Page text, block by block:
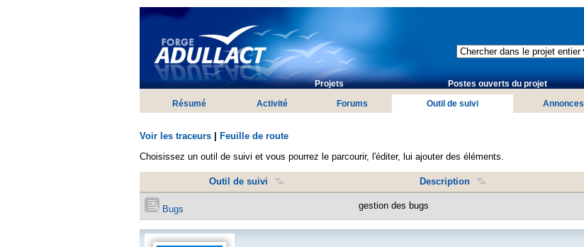
Projets Postes ouverts du projet
Résumé Activité Forums Outil de suivi Annonces
Voir les traceurs | Feuille de route
Choisissez un outil de suivi et vous pourrez le parcourir, l'éditer, lui ajouter des éléments.
Outil de suivi Description
Bugs gestion des bugs